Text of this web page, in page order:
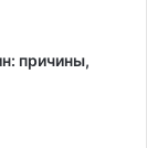
причины,